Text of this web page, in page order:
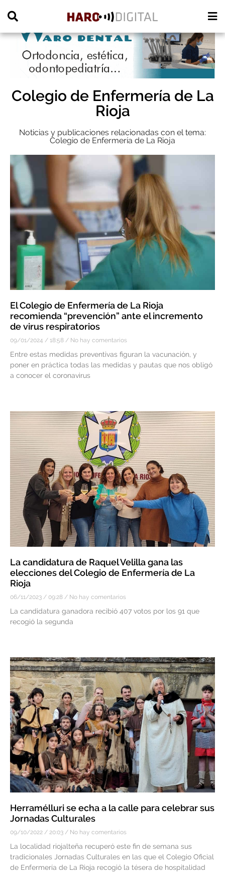
Colegio de Enfermería de La
Rioja
Noticias y publicaciones relacionadas con el tema:
Colegio de Enfermería de La Rioja
El Colegio de Enfermería de La Rioja
recomienda “prevención” ante el incremento
de virus respiratorios
09/01/2024 18:58 No hay comentarios
Entre estas medidas preventivas figuran la vacunación, y
poner en práctica todas las medidas y pautas que nos obligó
a conocer el coronavirus
La candidatura de Raquel Velilla gana las
elecciones del Colegio de Enfermería de La
Rioja
06/11/2023 09:28 No hay comentarios
La candidatura ganadora recibió 407 votos por los 91 que
recogió la segunda
Herramélluri se echa a la calle para celebrar sus
Jornadas Culturales
09/10/2022 20:03 No hay comentarios
La localidad riojalteña recuperó este fin de semana sus
tradicionales Jornadas Culturales en las que el Colegio Oficial
de Enfermería de La Rioja recogió la tésera de hospitalidad